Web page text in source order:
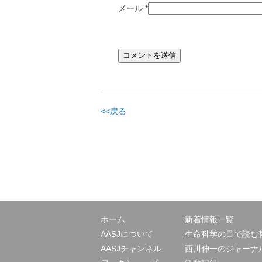
メール *
<<戻る
ホーム
AASJについて
AASJチャンネル
新着情報一覧
生命科学の目で読む
西川伸一のジャーナ